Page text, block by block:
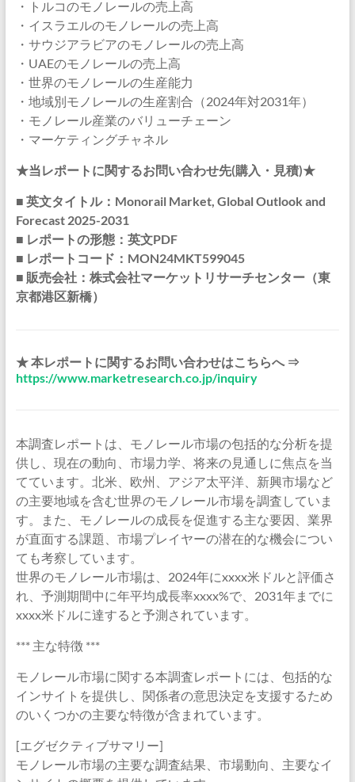
・トルコのモノレールの売上高
・イスラエルのモノレールの売上高
・サウジアラビアのモノレールの売上高
・UAEのモノレールの売上高
・世界のモノレールの生産能力
・地域別モノレールの生産割合（2024年対2031年）
・モノレール産業のバリューチェーン
・マーケティングチャネル
★当レポートに関するお問い合わせ先(購入・見積)★
■ 英文タイトル：Monorail Market, Global Outlook and
Forecast 2025-2031
■ レポートの形態：英文PDF
■ レポートコード：MON24MKT599045
■ 販売会社：株式会社マーケットリサーチセンター（東
京都港区新橋）
★ 本レポートに関するお問い合わせはこちらへ ⇒
https://www.marketresearch.co.jp/inquiry
本調査レポートは、モノレール市場の包括的な分析を提
供し、現在の動向、市場力学、将来の見通しに焦点を当
てています。北米、欧州、アジア太平洋、新興市場など
の主要地域を含む世界のモノレール市場を調査していま
す。また、モノレールの成長を促進する主な要因、業界
が直面する課題、市場プレイヤーの潜在的な機会につい
ても考察しています。
世界のモノレール市場は、2024年にxxxx米ドルと評価さ
れ、予測期間中に年平均成長率xxxx%で、2031年までに
xxxx米ドルに達すると予測されています。
*** 主な特徴 ***
モノレール市場に関する本調査レポートには、包括的な
インサイトを提供し、関係者の意思決定を支援するため
のいくつかの主要な特徴が含まれています。
[エグゼクティブサマリー]
モノレール市場の主要な調査結果、市場動向、主要なイ